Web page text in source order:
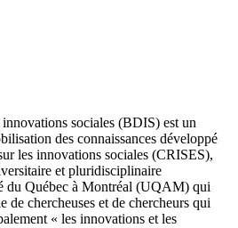
sociales (BDIS) est un
des connaissances développé
les innovations sociales (CRISES),
et pluridisciplinaire
du Québec à Montréal (UQAM) qui
de chercheuses et de chercheurs qui
« les innovations et les